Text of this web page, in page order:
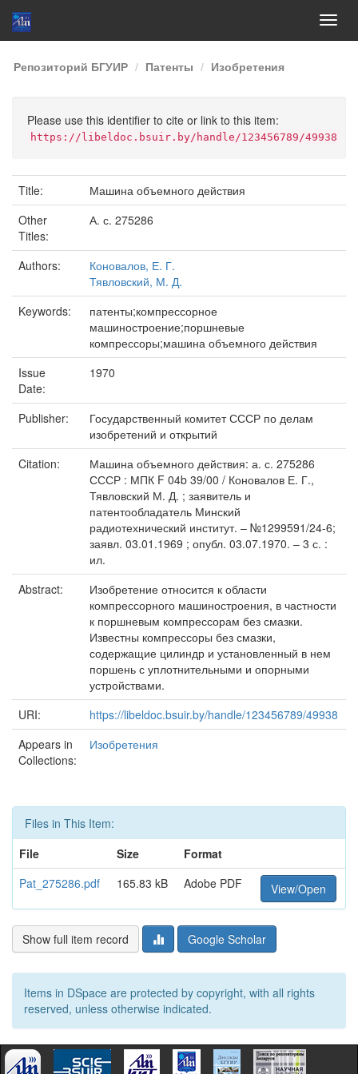
Skip
navigation
Репозиторий БГУИР Патенты Изобретения
Please use this identifier to cite or link to this item:
https://libeldoc.bsuir.by/handle/123456789/49938
Title:
Машина объемного действия
Other
Titles:
А. с. 275286
Authors:
Коновалов, Е. Г.
Тявловский, М. Д.
Keywords:
патенты;компрессорное
машиностроение;поршневые
компрессоры;машина объемного действия
Issue
Date:
1970
Publisher:
Государственный комитет СССР по делам
изобретений и открытий
Citation:
Машина объемного действия: а. с. 275286
СССР : МПК F 04b 39/00 / Коновалов Е. Г.,
Тявловский М. Д. ; заявитель и
патентообладатель Минский
радиотехнический институт. – №1299591/24-6;
заявл. 03.01.1969 ; опубл. 03.07.1970. – 3 с. :
ил.
Abstract:
Изобретение относится к области
компрессорного машиностроения, в частности
к поршневым компрессорам без смазки.
Известны компрессоры без смазки,
содержащие цилиндр и установленный в нем
поршень с уплотнительными и опорными
устройствами.
URI:
https://libeldoc.bsuir.by/handle/123456789/49938
Appears in
Collections:
Изобретения
Files in This Item:
File
Size
Format
Pat_275286.pdf
165.83 kB Adobe PDF View/Open
Show full item record Google Scholar
Items in DSpace are protected by copyright, with all rights
reserved, unless otherwise indicated.